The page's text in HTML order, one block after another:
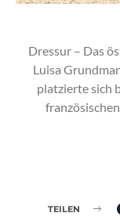
Dressur – Das
Luisa
platzierte sich
TEILEN